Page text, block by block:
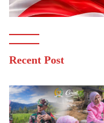
Recent Post